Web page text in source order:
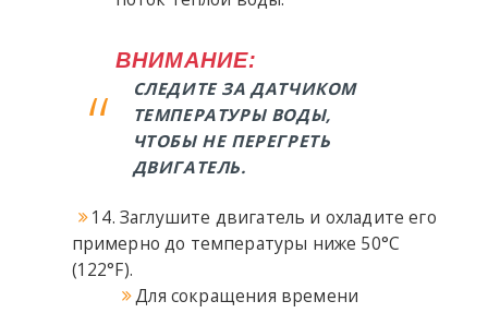
ВНИМАНИЕ:
СЛЕДИТЕ ЗА ДАТЧИКОМ
ТЕМПЕРАТУРЫ ВОДЫ,
ЧТОБЫ НЕ ПЕРЕГРЕТЬ
ДВИГАТЕЛЬ.
14. Заглушите двигатель и охладите его
примерно до температуры ниже 50°C
(122°F).
Для сокращения времени